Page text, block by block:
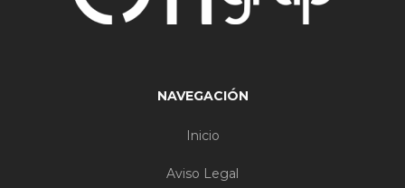
NAVEGACIÓN
Inicio
Aviso Legal